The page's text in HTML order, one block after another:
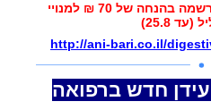
לתכנית הכנס המלאה ולהרשמה בהנחה של 70 ₪ למנויי
25.8)
http://ani-bari.co.il/
חדש ברפואה